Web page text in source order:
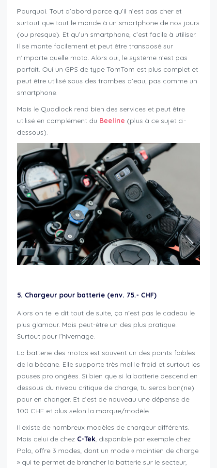
Pourquoi. Tout d’abord parce qu’il n’est pas cher et
surtout que tout le monde à un smartphone de nos jours
(ou presque). Et qu’un smartphone, c’est facile à utiliser.
Il se monte facilement et peut être transposé sur
n’importe quelle moto. Alors oui, le système n’est pas
parfait. Oui un GPS de type TomTom est plus complet et
peut être utilisé sous des trombes d’eau, pas comme un
smartphone.
Mais le Quadlock rend bien des services et peut être
utilisé en complément du Beeline (plus à ce sujet ci-
dessous).
5. Chargeur pour batterie (env. 75.- CHF)
Alors on te le dit tout de suite, ça n’est pas le cadeau le
plus glamour. Mais peut-être un des plus pratique.
Surtout pour l’hivernage.
La batterie des motos est souvent un des points faibles
de la bécane. Elle supporte très mal le froid et surtout les
pauses prolongées. Si bien que si la batterie descend en
dessous du niveau critique de charge, tu seras bon(ne)
pour en changer. Et c’est de nouveau une dépense de
100 CHF et plus selon la marque/modèle.
Il existe de nombreux modèles de chargeur différents.
Mais celui de chez C-Tek, disponible par exemple chez
Polo, offre 3 modes, dont un mode « maintien de charge
» qui te permet de brancher la batterie sur le secteur,